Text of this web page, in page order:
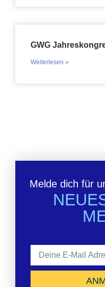
GWG
Weiterlesen »
Melde dich für